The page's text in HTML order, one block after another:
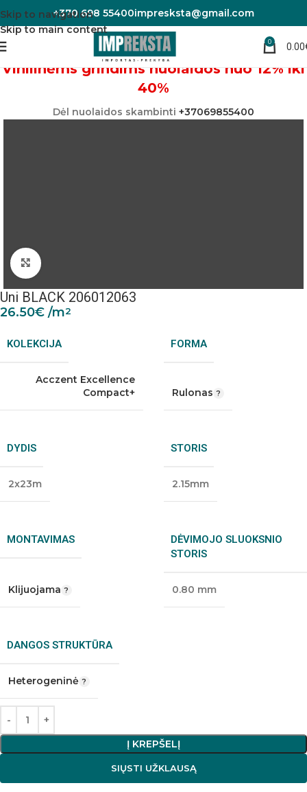
Skip to navigation
Skip to main content
+370 698 55400impresksta@gmail.com
0 0.00
Pradžia Linoleumas/PVC danga
Vinilinėms grindims nuolaidos nuo 12% iki
40%
Dėl nuolaidos skambinti +37069855400
Padidinti nuotrauką
Uni BLACK 206012063
26.50€ /m2
KOLEKCIJA
Acczent Excellence
Compact+
FORMA
Rulonas
DYDIS
2x23m
STORIS
2.15mm
MONTAVIMAS
Klijuojama
DĖVIMOJO SLUOKSNIO
STORIS
0.80 mm
DANGOS STRUKTŪRA
Heterogeninė
Į KREPŠELĮ
SIŲSTI UŽKLAUSĄ